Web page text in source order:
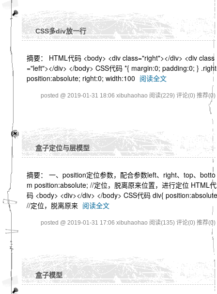
CSS多div放一行
摘要： HTML代码 <body> <div class="right"></div> <div class
="left"></div> </body> CSS代码 *{ margin:0; padding:0; }
position:absolute; right:0; width:100 阅读全文
posted @ 2019-01-31 18:06 xibuhaohao 阅读(229) 评论(0) 推荐(0)
盒子定位与层模型
摘要： 一、position定位参数，配合参数left、right、top、botto
m position:absolute; //定位，脱离原来位置，进行定位 HTML代
码 <body> <div></div> </body> CSS代码 div{
//定位，脱离原来 阅读全文
posted @ 2019-01-31 17:06 xibuhaohao 阅读(135) 评论(0) 推荐(0)
盒子模型